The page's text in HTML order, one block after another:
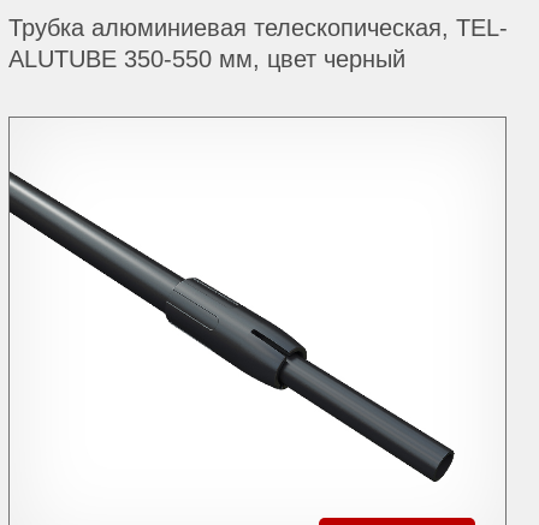
Трубка алюминиевая телескопическая, TEL-
ALUTUBE 350-550 мм, цвет черный